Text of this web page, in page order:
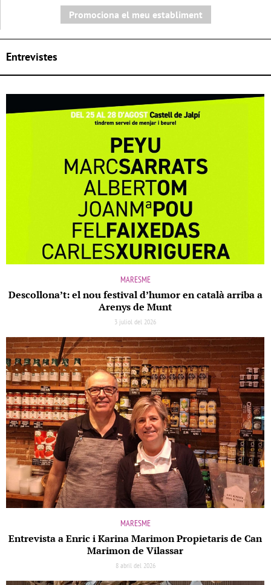
Promociona el meu establiment
Entrevistes
MARESME
Descollona’t: el nou festival d’humor en català arriba a
Arenys de Munt
3 juliol del 2026
MARESME
Entrevista a Enric i Karina Marimon Propietaris de Can
Marimon de Vilassar
8 abril del 2026